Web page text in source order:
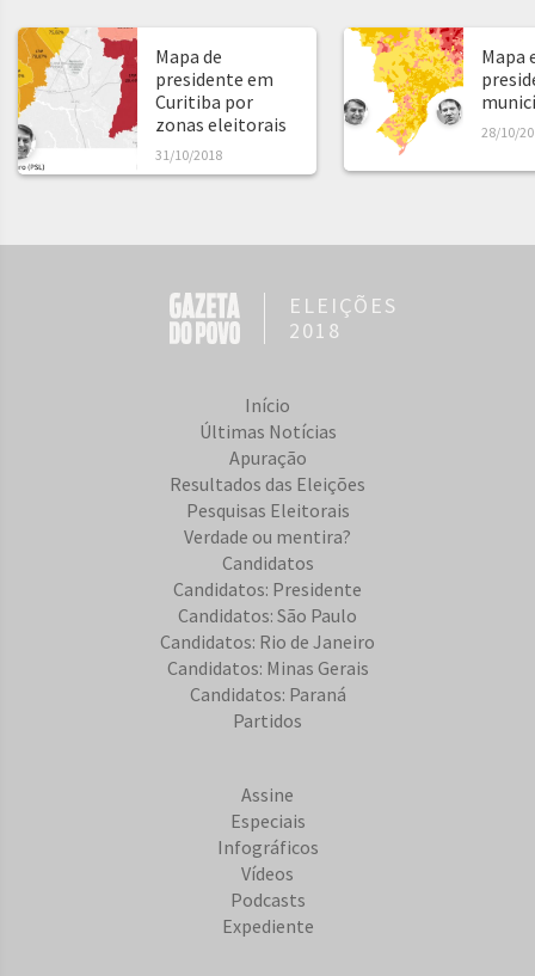
Mapa de
presidente em
Curitiba por
zonas eleitorais
31/10/2018
Mapa
28/10/
ELEIÇÕES
2018
Início
Últimas Notícias
Apuração
Resultados das Eleições
Pesquisas Eleitorais
Verdade ou mentira?
Candidatos
Candidatos: Presidente
Candidatos: São Paulo
Candidatos: Rio de Janeiro
Candidatos: Minas Gerais
Candidatos: Paraná
Partidos
Assine
Especiais
Infográficos
Vídeos
Podcasts
Expediente